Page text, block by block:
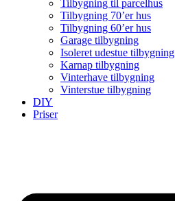
Tilbygning til parcelhus
Tilbygning 70’er hus
Tilbygning 60’er hus
Garage tilbygning
Isoleret udestue tilbygning
Karnap tilbygning
Vinterhave tilbygning
Vinterstue tilbygning
DIY
Priser